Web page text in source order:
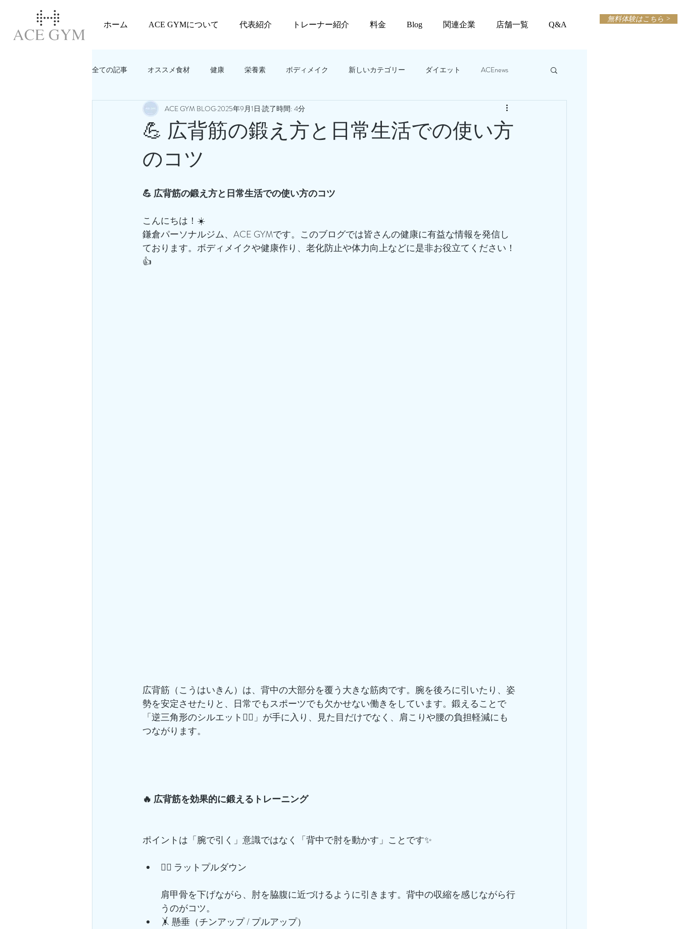
ホーム ACE GYMについて 代表紹介 トレーナー紹介 料金 Blog 関連企業 店舗一覧 Q&A
無料体験はこちら >
全ての記事 オススメ食材 健康 栄養素 ボディメイク 新しいカテゴリー ダイエット ACEnews
教えてACEGYM‼️ 美容
💪 広背筋の鍛え方と日常生活での使い方
のコツ
ACE GYM BLOG 2025年9月1日 読了時間: 4分
💪 広背筋の鍛え方と日常生活での使い方のコツ
こんにちは！☀️
鎌倉パーソナルジム、ACE GYMです。このブログでは皆さんの健康に有益な情報を発信し
ております。ボディメイクや健康作り、老化防止や体力向上などに是非お役立てください！
👍
広背筋（こうはいきん）は、背中の大部分を覆う大きな筋肉です。腕を後ろに引いたり、姿
勢を安定させたりと、日常でもスポーツでも欠かせない働きをしています。鍛えることで
「逆三角形のシルエット🏋️‍♂️」が手に入り、見た目だけでなく、肩こりや腰の負担軽減にも
つながります。
🔥 広背筋を効果的に鍛えるトレーニング
ポイントは「腕で引く」意識ではなく「背中で肘を動かす」ことです✨
🏋️‍♀️ ラットプルダウン
肩甲骨を下げながら、肘を脇腹に近づけるように引きます。背中の収縮を感じながら行
うのがコツ。
🤸 懸垂（チンアップ / プルアップ）